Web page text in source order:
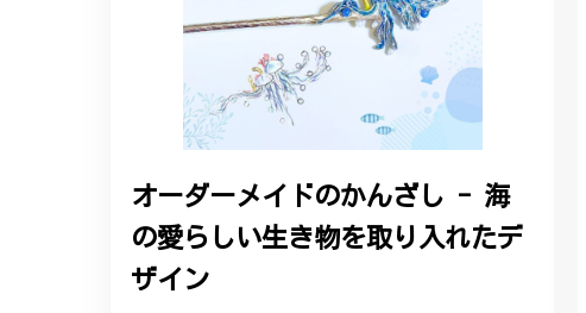
エレガントな蛇バングル！高級感あ
2024/11/20
バングルの腕周りのサイズ直しも料金に含まれてお
この度は素晴らしいレビューをいた
変嬉しく思います。お届けしたバン
参りますので、何かございましたら
オーダーメイドのかんざし - 海
の愛らしい生き物を取り入れたデ
ザイン